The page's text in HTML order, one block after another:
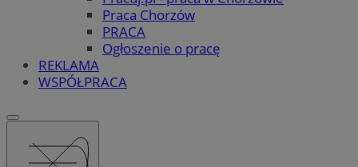
Praca Chorzów
PRACA
Ogłoszenie o pracę
REKLAMA
WSPÓŁPRACA